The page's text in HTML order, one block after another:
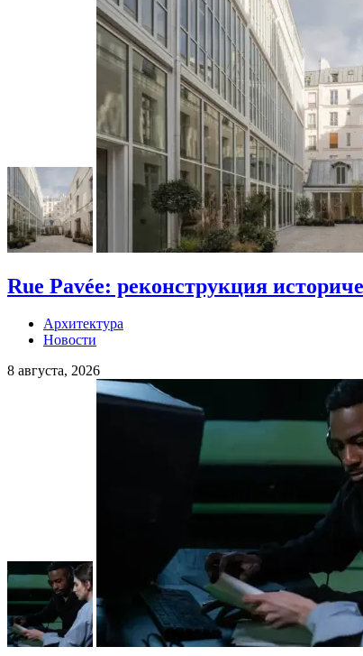
Rue Pavée: реконструкция
Архитектура
Новости
8 августа, 2026